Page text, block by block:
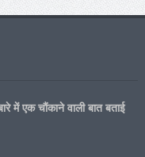
में एक चौंकाने वाली बात बताई